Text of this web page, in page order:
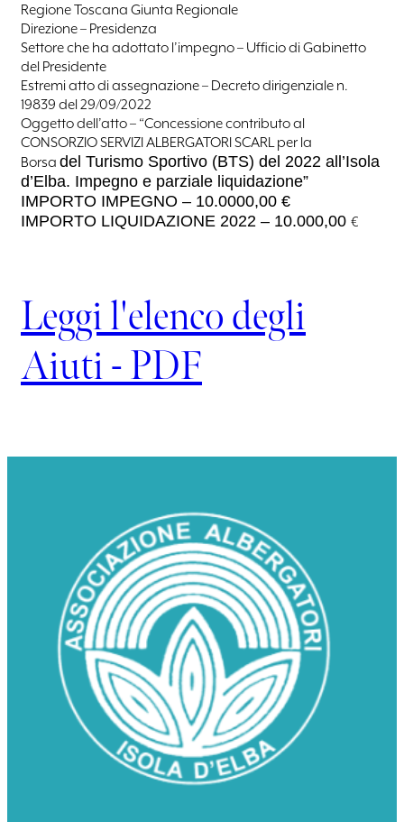
Regione Toscana Giunta Regionale
Direzione – Presidenza
Settore che ha adottato l’impegno – Ufficio di Gabinetto
del Presidente
Estremi atto di assegnazione – Decreto dirigenziale n.
19839 del 29/09/2022
Oggetto dell’atto – “Concessione contributo al
CONSORZIO SERVIZI ALBERGATORI SCARL per la
Borsa del Turismo Sportivo (BTS) del 2022 all’Isola
d’Elba. Impegno e parziale liquidazione”
IMPORTO IMPEGNO – 10.0000,00 €
IMPORTO LIQUIDAZIONE 2022 – 10.000,00 €
Leggi l'elenco degli
Aiuti - PDF